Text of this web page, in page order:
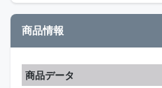
商品情報
商品データ